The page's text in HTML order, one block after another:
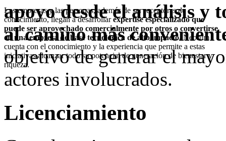
Las empresas y las personas, además de ser receptoras de
conocimiento, llegan a desarrollarexpertise especializado que
puede ser aprovechado comercialmente por otros o convertirse
en una empresa de base tecnológica de alto impacto. Neorum
cuenta con el conocimiento y la experiencia que permite a estas
iniciativas alcanzar todo su potencial de generación de bienestar y
riqueza.
apoyo desde el análisis y
al camino más
objetivo de generar el
actores involucrados.
Licenciamiento